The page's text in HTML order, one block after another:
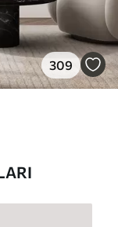
309